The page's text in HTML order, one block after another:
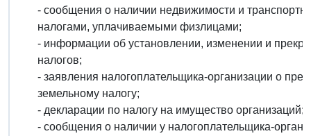
- сообщения о наличии недвижимости и
налогами, уплачиваемыми физлицами;
- информации об установлении, изменении и
налогов;
- заявления налогоплательщика-организации о
земельному налогу;
- декларации по налогу на имущество организаций;
- сообщения о наличии у налогоплательщика-